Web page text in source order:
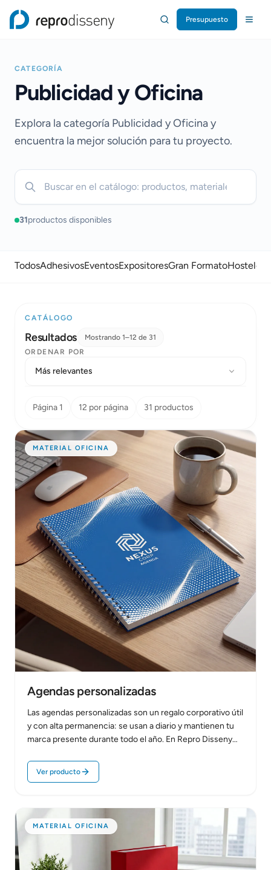
Repro Disseny Inicio
Presupuesto
CATEGORÍA
Publicidad y Oficina
Explora la categoría Publicidad y Oficina y
encuentra la mejor solución para tu proyecto.
Buscar productos del catálogo
31productos disponibles
TodosAdhesivosEventosExpositoresGran Formato
CATÁLOGO
Resultados
Mostrando 1–12 de 31
ORDENAR POR
Página 1 12 por página 31 productos
MATERIAL OFICINA
Agendas personalizadas
Las agendas personalizadas son un regalo corporativo útil
y con alta permanencia: se usan a diario y mantienen tu
marca presente durante todo el año. En Repro Disseny
Ver producto
MATERIAL OFICINA